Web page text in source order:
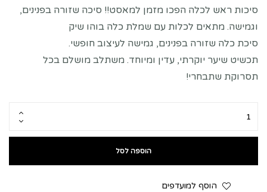
סיכות ראש לכלה הפכו מזמן למאסט!! סיכה שזורה בפנינים,
וגמישה. מתאים לכלות עם שמלת כלה בוהו שיק
סיכת כלה שזורה בפנינים, גמישה לעיצוב חופשי.
תכשיט שיער יוקרתי, עדין ומיוחד. משתלב מושלם בכל
תסרוקת שתבחרי!
הוספה לסל
הוסף למועדפים